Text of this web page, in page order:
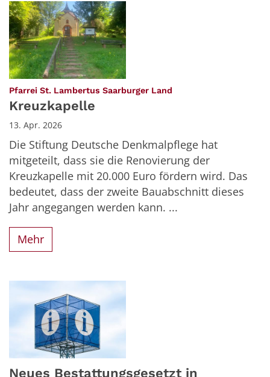
Pfarrei St. Lambertus Saarburger Land
Kreuzkapelle
13. Apr. 2026
Die Stiftung Deutsche Denkmalpflege hat
mitgeteilt, dass sie die Renovierung der
Kreuzkapelle mit 20.000 Euro fördern wird. Das
bedeutet, dass der zweite Bauabschnitt dieses
Jahr angegangen werden kann. ...
Mehr
Neues Bestattungsgesetzt in